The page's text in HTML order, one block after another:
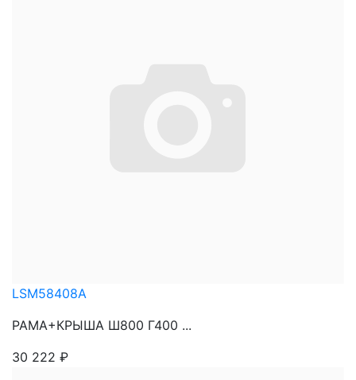
LSM58408A
РАМА+КРЫША Ш800 Г400 ...
30 222 ₽